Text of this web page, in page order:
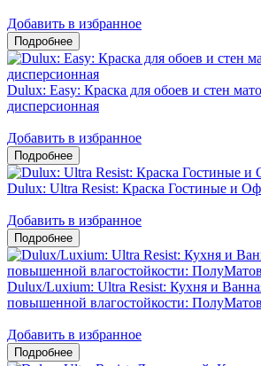
Добавить в избранное
Dulux: Easy: Краска для обоев и стен
дисперсионная
Добавить в избранное
Dulux: Ultra Resist: Краска Гостиные и
Добавить в избранное
Dulux/Luxium: Ultra Resist: Кухня и
повышенной влагостойкости:
Добавить в избранное